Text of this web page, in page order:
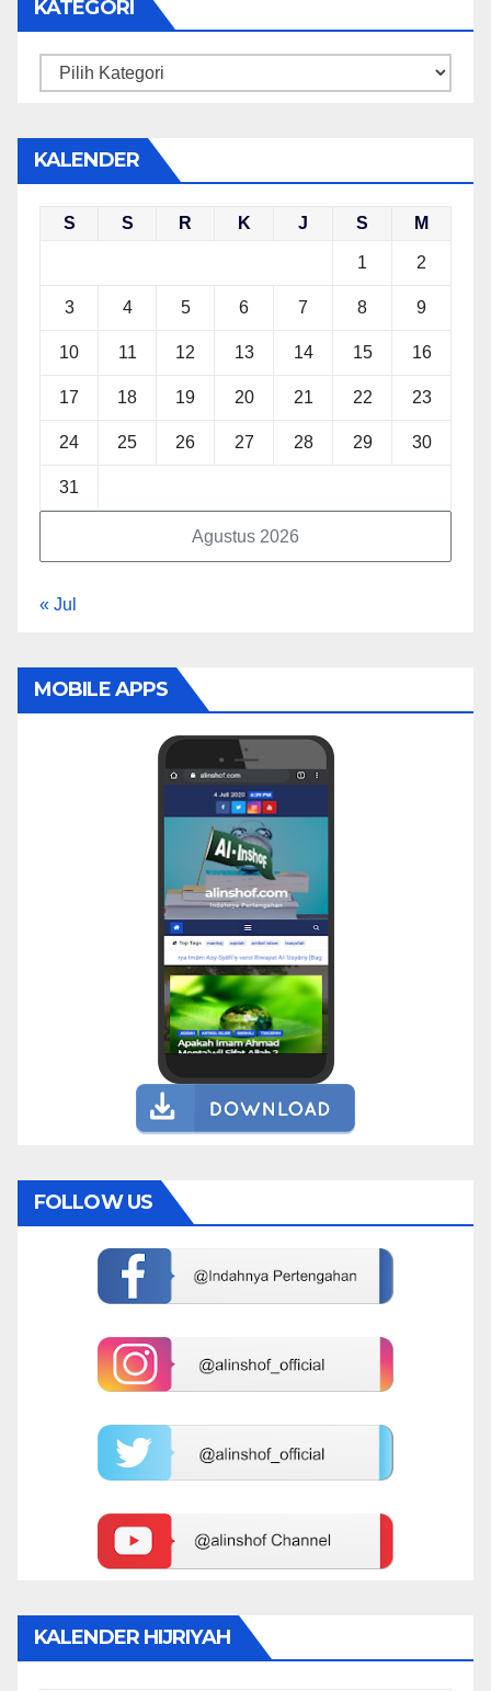
KATEGORI
Kategori
KALENDER
Agustus 2026
S S R K J S M
1 2
3 4 5 6 7 8 9
10 11 12 13 14 15 16
17 18 19 20 21 22 23
24 25 26 27 28 29 30
31
« Jul
MOBILE APPS
FOLLOW US
KALENDER HIJRIYAH